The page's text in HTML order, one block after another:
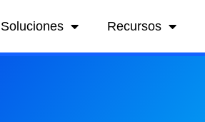
Soluciones Recursos